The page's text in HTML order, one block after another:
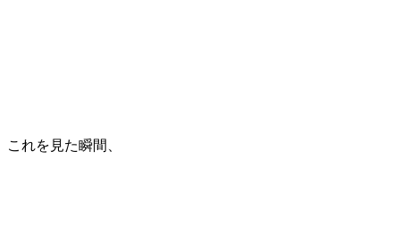
これを見た瞬間、